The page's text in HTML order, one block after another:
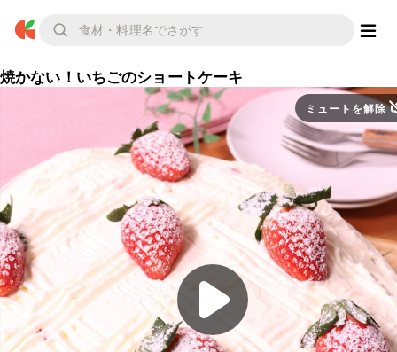
焼かない！いちごのショートケーキ
ミュートを解除